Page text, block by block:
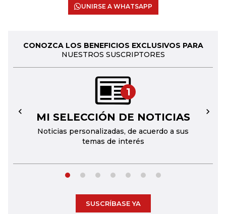
UNIRSE A WHATSAPP
CONOZCA LOS BENEFICIOS EXCLUSIVOS PARA
NUESTROS SUSCRIPTORES
1
MI SELECCIÓN DE NOTICIAS
Noticias personalizadas, de acuerdo a sus
temas de interés
← →
SUSCRÍBASE YA